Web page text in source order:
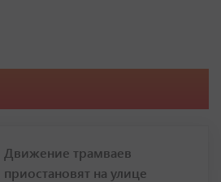
Движение трамваев
приостановят на улице